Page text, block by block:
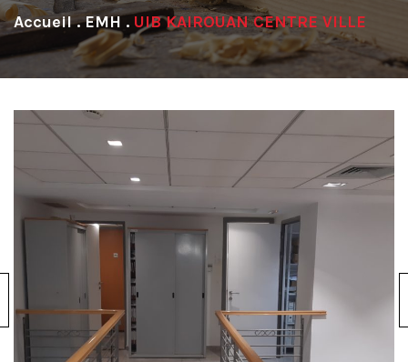
. EMH . UIB KAIROUAN CENTRE VILLE